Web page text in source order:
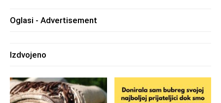
Oglasi - Advertisement
Izdvojeno